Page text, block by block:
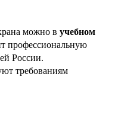
можно в учебном
профессиональную
России.
требованиям